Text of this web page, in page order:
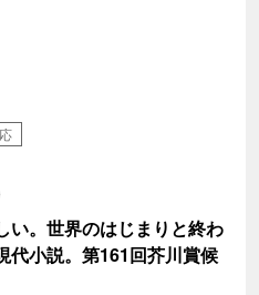
い。世界のはじまりと終わ
代小説。第161回芥川賞候